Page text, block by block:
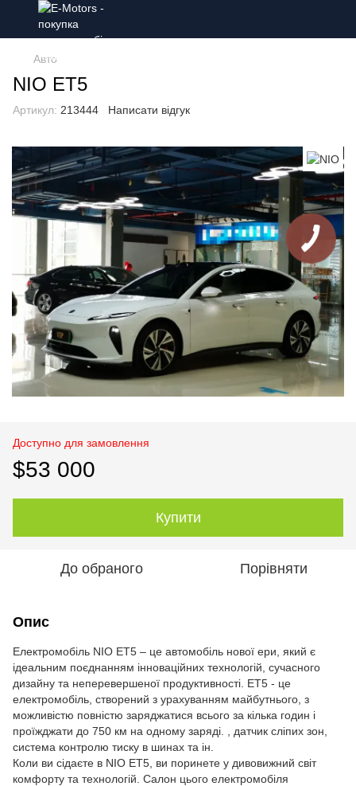
Авто
NIO ET5
Артикул: 213444 Написати відгук
Доступно для замовлення
$53 000
Купити
До обраного Порівняти
Опис
Електромобіль NIO ET5 – це автомобіль нової ери, який є
ідеальним поєднанням інноваційних технологій, сучасного
дизайну та неперевершеної продуктивності. ET5 - це
електромобіль, створений з урахуванням майбутнього, з
можливістю повністю заряджатися всього за кілька годин і
проїжджати до 750 км на одному заряді. , датчик сліпих зон,
система контролю тиску в шинах та ін.
Коли ви сідаєте в NIO ET5, ви поринете у дивовижний світ
комфорту та технологій. Салон цього електромобіля